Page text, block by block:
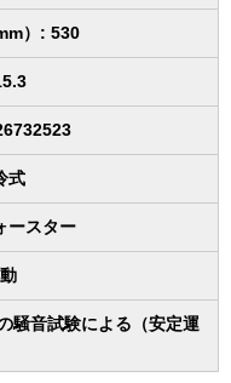
）: 530
式
ースター
音試験による（安定運